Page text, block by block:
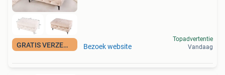
GRATIS VERZENDING Bezoek website
Topadvertentie
Vandaag